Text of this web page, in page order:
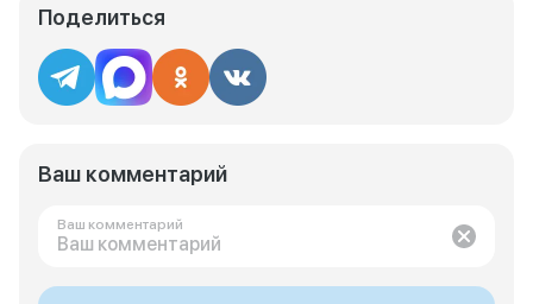
Поделиться
Ваш комментарий
Ваш комментарий